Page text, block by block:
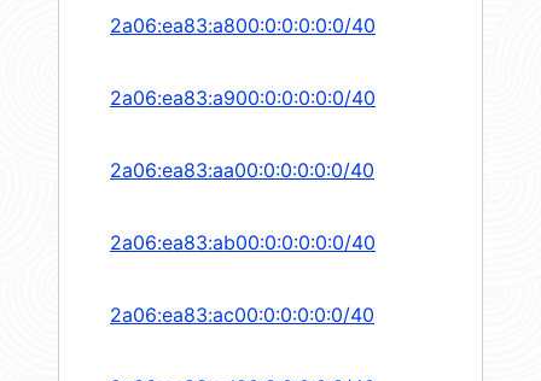
2a06:ea83:a800:0:0:0:0:0/40
2a06:ea83:a900:0:0:0:0:0/40
2a06:ea83:aa00:0:0:0:0:0/40
2a06:ea83:ab00:0:0:0:0:0/40
2a06:ea83:ac00:0:0:0:0:0/40